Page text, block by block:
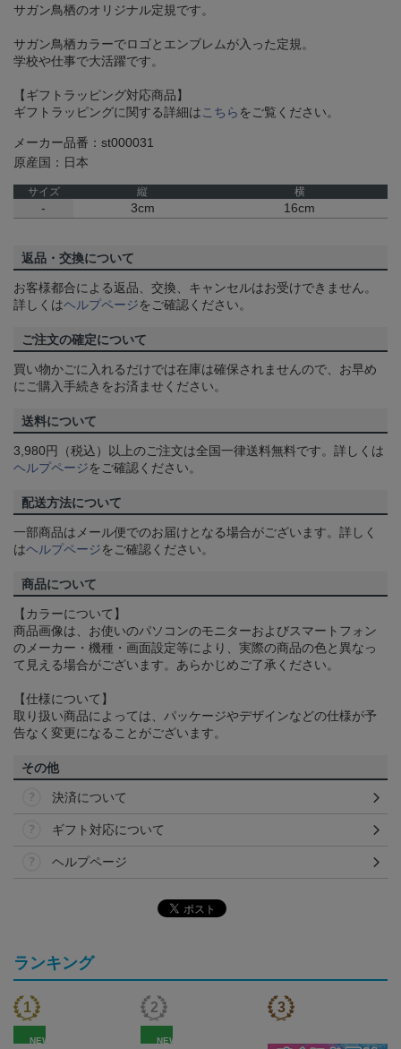
サガン鳥栖のオリジナル定規です。
サガン鳥栖カラーでロゴとエンブレムが入った定規。
学校や仕事で大活躍です。
【ギフトラッピング対応商品】
ギフトラッピングに関する詳細は こちら をご覧ください。
メーカー品番：st000031
原産国：日本
サイズ 縦 横
- 3cm 16cm
返品・交換について
お客様都合による返品、交換、キャンセルはお受けできません。
詳しくはヘルプページをご確認ください。
ご注文の確定について
買い物かごに入れるだけでは在庫は確保されませんので、お早め
にご購入手続きをお済ませください。
送料について
3,980円（税込）以上のご注文は全国一律送料無料です。詳しくは
ヘルプページをご確認ください。
配送方法について
一部商品はメール便でのお届けとなる場合がございます。詳しく
はヘルプページをご確認ください。
商品について
【カラーについて】
商品画像は、お使いのパソコンのモニターおよびスマートフォン
のメーカー・機種・画面設定等により、実際の商品の色と異なっ
て見える場合がございます。あらかじめご了承ください。
【仕様について】
取り扱い商品によっては、パッケージやデザインなどの仕様が予
告なく変更になることがございます。
その他
決済について
ギフト対応について
ヘルプページ
ランキング
NEW NEW